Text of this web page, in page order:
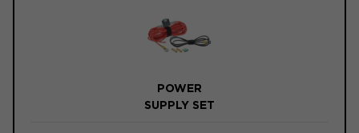
POWER
SUPPLY SET